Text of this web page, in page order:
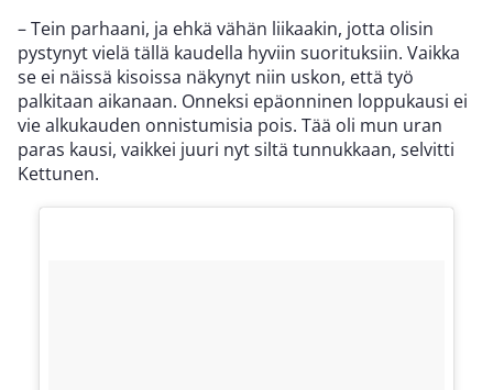
– Tein parhaani, ja ehkä vähän liikaakin, jotta olisin
pystynyt vielä tällä kaudella hyviin suorituksiin. Vaikka
se ei näissä kisoissa näkynyt niin uskon, että työ
palkitaan aikanaan. Onneksi epäonninen loppukausi ei
vie alkukauden onnistumisia pois. Tää oli mun uran
paras kausi, vaikkei juuri nyt siltä tunnukkaan, selvitti
Kettunen.